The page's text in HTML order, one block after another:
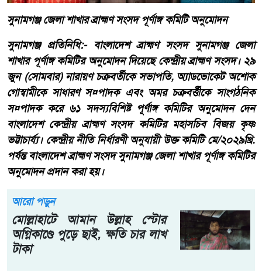
সুনামগঞ্জ জেলা শাখার ব্রাহ্মণ সংসদ পূর্ণাঙ্গ কমিটি অনুমোদন
সুনামগঞ্জ প্রতিনিধি:- বাংলাদেশ ব্রাহ্মণ সংসদ সুনামগঞ্জ জেলা
শাখার পূর্ণাঙ্গ কমিটির অনুমোদন দিয়েছে কেন্দ্রীয় ব্রাহ্মণ সংসদ। ২৯
জুন (সোমবার) নারায়ণ চক্রবর্তীকে সভাপতি, অ্যাডভোকেট অশোক
গোস্বামীকে সাধারণ স¤পাদক এবং অমর চক্রবর্ত্তীকে সাংগঠনিক
স¤পাদক করে ৬১ সদস্যবিশিষ্ট পূর্ণাঙ্গ কমিটির অনুমোদন দেন
বাংলাদেশ কেন্দ্রীয় ব্রাহ্মণ সংসদ কমিটির মহাসচিব বিজয় কৃষ্ণ
ভট্টাচার্য্য। কেন্দ্রীয় নীতি নির্ধারণী অনুযায়ী উক্ত কমিটি মে/২০২৯খ্রি.
পর্যন্ত বাংলাদেশ ব্রাহ্মণ সংসদ সুনামগঞ্জ জেলা শাখার পূর্ণাঙ্গ কমিটির
অনুমোদন প্রদান করা হয়।
আরো পড়ুন
মোল্লাহাটে আমান উল্লাহ স্টোর
অগ্নিকাণ্ডে পুড়ে ছাই, ক্ষতি চার লাখ
টাকা